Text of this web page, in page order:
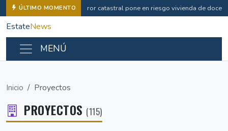
ÚLTIMO MOMENTO Error catastral pone en riesgo vivienda de
EstateNews
MENÚ
Inicio Proyectos
PROYECTOS (115)